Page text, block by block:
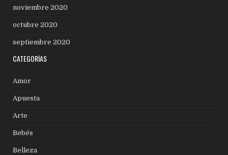
noviembre 2020
octubre 2020
septiembre 2020
CATEGORÍAS
Amor
Apuesta
Arte
Bebés
Belleza